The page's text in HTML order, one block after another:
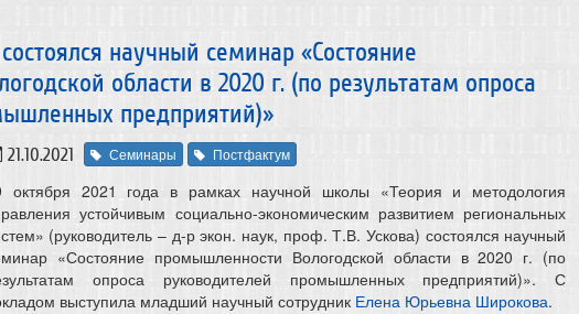
научный семинар «Состояние
области в 2020 г. (по результатам опроса
предприятий)»
21.10.2021 Семинары Постфактум
октября 2021 года в рамках научной школы «Теория и методология
устойчивым социально-экономическим развитием региональных
(руководитель – д-р экон. наук, проф. Т.В. Ускова) состоялся научный
«Состояние промышленности Вологодской области в 2020 г. (по
опроса руководителей промышленных предприятий)». С
выступила младший научный сотрудник Елена Юрьевна Широкова.